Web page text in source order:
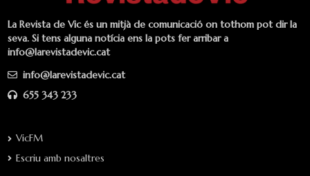
La Revista de Vic és un mitjà de comunicació on tothom pot dir la
seva. Si tens alguna notícia ens la pots fer arribar a
info@larevistadevic.cat
info@larevistadevic.cat
655 343 233
VicFM
Escriu amb nosaltres